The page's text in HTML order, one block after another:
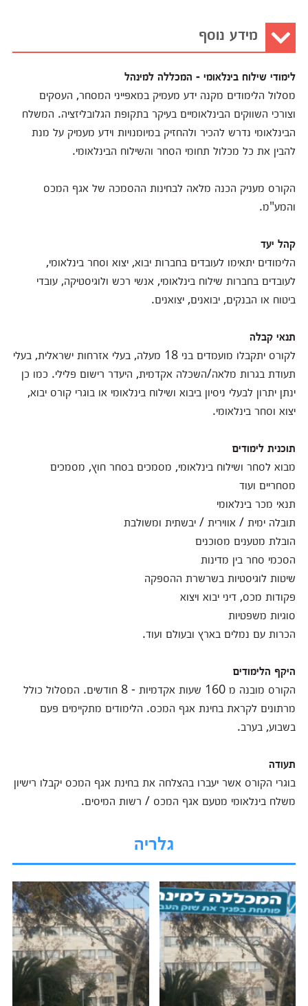
מידע נוסף
לימודי שילוח בינלאומי - המכללה למינהל
מסלול הלימודים מקנה ידע מעמיק במאפייני המסחר, העסקים
וצורכי השווקים הבינלאומיים בעיקר בתקופת הגלובליזציה. המשלח
הבינלאומי נדרש להכיר ולהחזיק במיומנויות וידע מעמיק על מנת
להבין את כל מכלול תחומי הסחר והשילוח הבינלאומי.
הקורס מעניק הכנה מלאה לבחינות ההסמכה של אגף המכס
והמע"מ.
קהל יעד
הלימודים יתאימו לעובדים בחברות יבוא, יצוא וסחר בינלאומי,
לעובדים בחברות שילוח בינלאומי, אנשי רכש ולוגיסטיקה, עובדי
ביטוח או הבנקים, יבואנים, יצואנים.
תנאי קבלה
לקורס יתקבלו מועמדים בני 18 מעלה, בעלי אזרחות ישראלית, בעלי
תעודת בגרות מלאה/השכלה אקדמית, היעדר רישום פלילי. כמו כן
ינתן יתרון לבעלי ניסיון ביבוא ושילוח בינלאומי או בוגרי קורס יבוא,
יצוא וסחר בינלאומי.
תוכנית לימודים
מבוא לסחר ושילוח בינלאומי, מסמכים בסחר חוץ, מסמכים
מסחריים ועוד
תנאי מכר בינלאומי
תובלה ימית / אווירית / יבשתית ומשולבת
הובלת מטענים מסוכנים
הסכמי סחר בין מדינות
שיטות לוגיסטיות בשרשרת ההספקה
פקודות מכס, דיני יבוא ויצוא
סוגיות משפטיות
הכרות עם נמלים בארץ ובעולם ועוד.
היקף הלימודים
הקורס מובנה מ 160 שעות אקדמיות - 8 חודשים. המסלול כולל
מרתונים לקראת בחינת אגף המכס. הלימודים מתקיימים פעם
בשבוע, בערב.
תעודה
בוגרי הקורס אשר יעברו בהצלחה את בחינת אגף המכס יקבלו רישיון
משלח בינלאומי מטעם אגף המכס / רשות המיסים.
גלריה